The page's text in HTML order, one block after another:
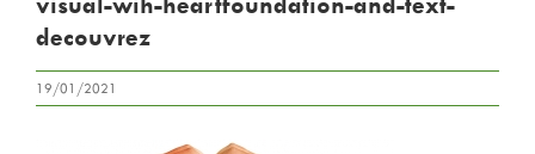
decouvrez
19/01/2021